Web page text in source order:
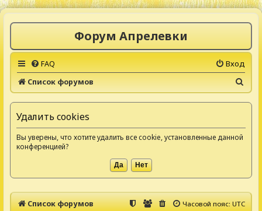
Форум Апрелевки
FAQ
Вход
Список форумов
о
Удалить cookies
Вы уверены, что хотите удалить все cookie, установленные данной
конференцией?
Список форумов Часовой пояс:UTC